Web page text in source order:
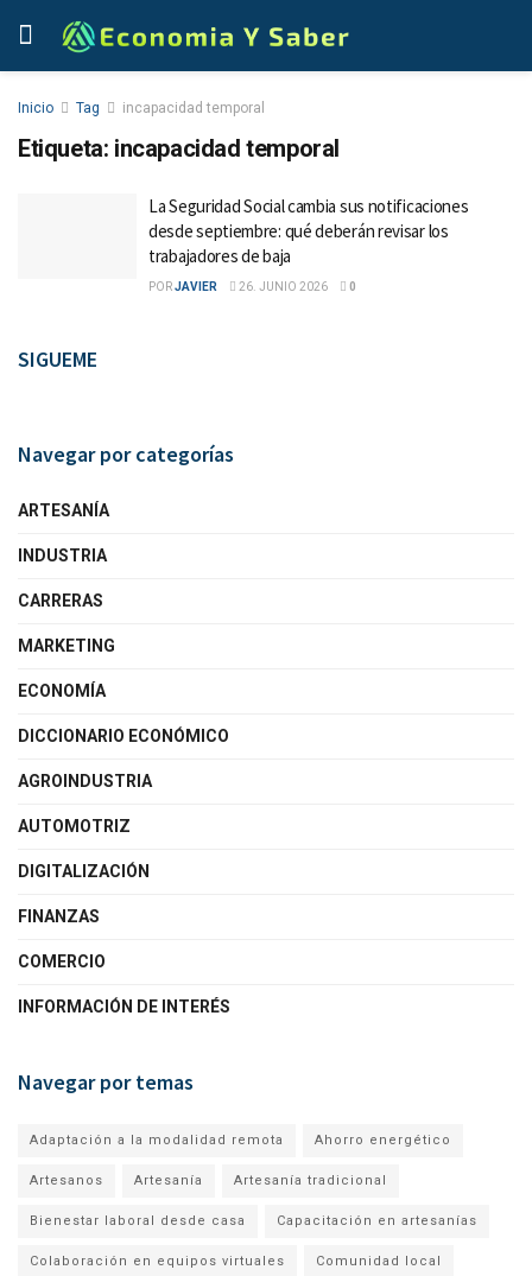
Inicio Tag incapacidad temporal
Etiqueta: incapacidad temporal
La Seguridad Social cambia sus notificaciones
desde septiembre: qué deberán revisar los
trabajadores de baja
PORJAVIER 26. JUNIO 2026 0
SIGUEME
Navegar por categorías
ARTESANÍA
INDUSTRIA
CARRERAS
MARKETING
ECONOMÍA
DICCIONARIO ECONÓMICO
AGROINDUSTRIA
AUTOMOTRIZ
DIGITALIZACIÓN
FINANZAS
COMERCIO
INFORMACIÓN DE INTERÉS
Navegar por temas
Adaptación a la modalidad remota Ahorro energético
Artesanos Artesanía Artesanía tradicional
Bienestar laboral desde casa Capacitación en artesanías
Colaboración en equipos virtuales Comunidad local